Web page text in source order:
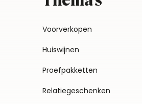
Voorverkopen
Huiswijnen
Proefpakketten
Relatiegeschenken